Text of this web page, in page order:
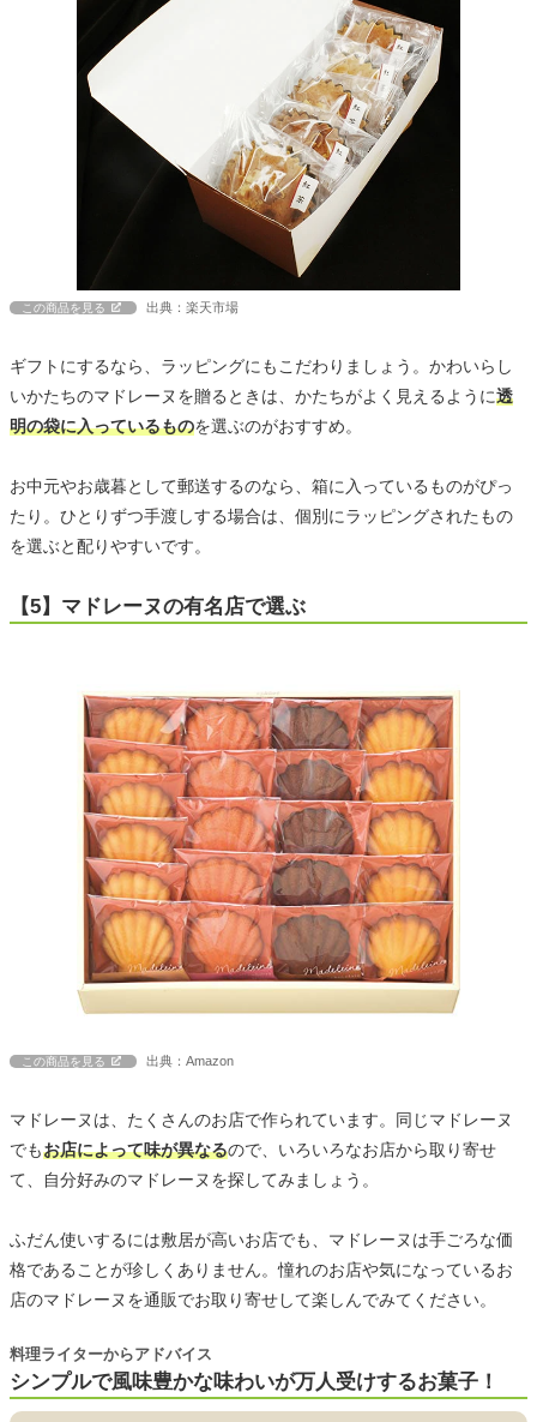
この商品を見る 出典：楽天市場
ギフトにするなら、ラッピングにもこだわりましょう。かわいらし
いかたちのマドレーヌを贈るときは、かたちがよく見えるように透
明の袋に入っているものを選ぶのがおすすめ。
お中元やお歳暮として郵送するのなら、箱に入っているものがぴっ
たり。ひとりずつ手渡しする場合は、個別にラッピングされたもの
を選ぶと配りやすいです。
【5】マドレーヌの有名店で選ぶ
この商品を見る 出典：Amazon
マドレーヌは、たくさんのお店で作られています。同じマドレーヌ
でもお店によって味が異なるので、いろいろなお店から取り寄せ
て、自分好みのマドレーヌを探してみましょう。
ふだん使いするには敷居が高いお店でも、マドレーヌは手ごろな価
格であることが珍しくありません。憧れのお店や気になっているお
店のマドレーヌを通販でお取り寄せして楽しんでみてください。
シンプルで風味豊かな味わいが万人受けするお菓子！
料理ライターからアドバイス